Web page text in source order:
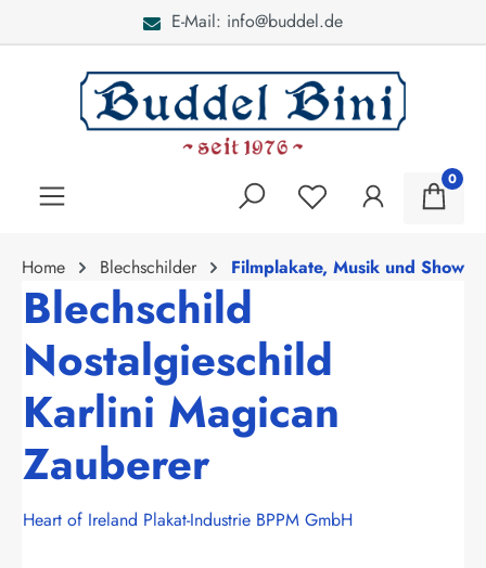
E-Mail: info@buddel.de
0
Home Blechschilder Filmplakate, Musik und Show
Blechschild
Nostalgieschild
Karlini Magican
Zauberer
Heart of Ireland Plakat-Industrie BPPM GmbH